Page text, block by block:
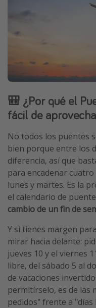
🎒 ¿Por qué el
fácil de
No todos los puentes
bien porque entre los
diferencia, así que
para encadenar
lunes y martes. Es la
el calendario de
cambio de un fin de
Y si tienes margen
mirar hacia delante:
jueves 10 y el viernes
libre, del sábado 5 al
de vacaciones
permitírselo, es de las
pedidos" frente a